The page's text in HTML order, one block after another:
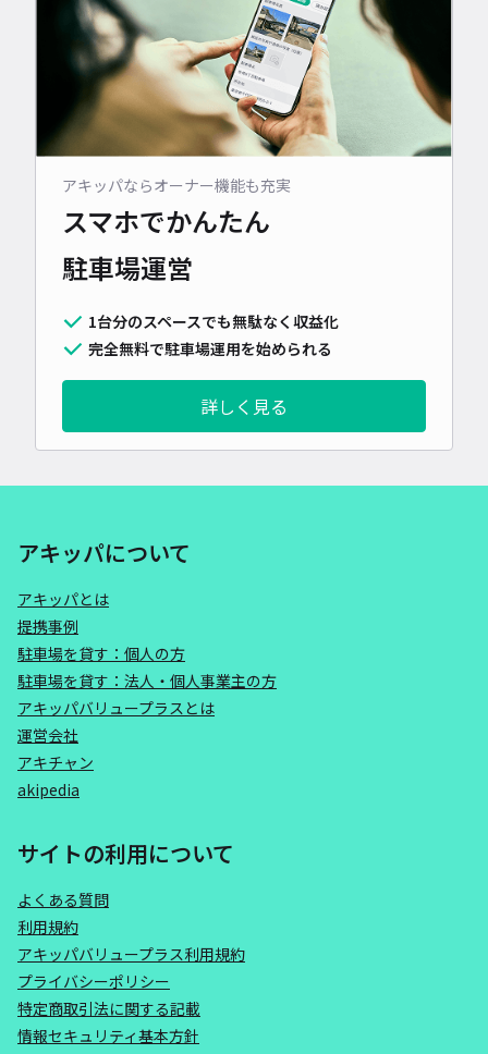
アキッパならオーナー機能も充実
スマホでかんたん
駐車場運営
1台分のスペースでも無駄なく収益化
完全無料で駐車場運用を始められる
詳しく見る
アキッパについて
アキッパとは
提携事例
駐車場を貸す：個人の方
駐車場を貸す：法人・個人事業主の方
アキッパバリュープラスとは
運営会社
アキチャン
akipedia
サイトの利用について
よくある質問
利用規約
アキッパバリュープラス利用規約
プライバシーポリシー
特定商取引法に関する記載
情報セキュリティ基本方針